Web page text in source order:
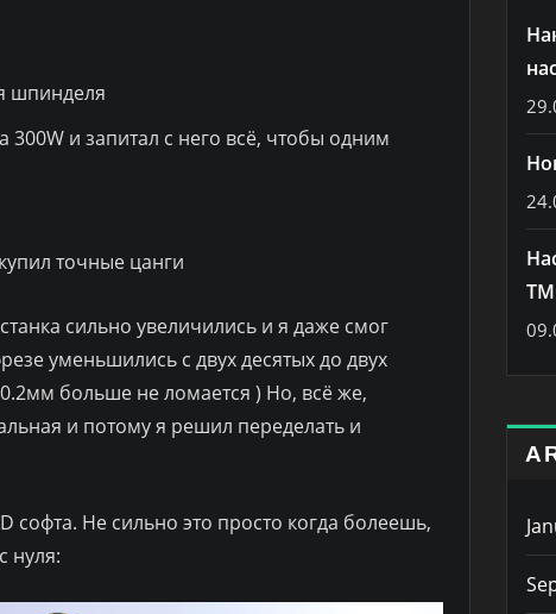
шпинделя
300W и запитал с него всё, чтобы одним
точные цанги
сильно увеличились и я даже смог
уменьшились с двух десятых до двух
больше не ломается ) Но, всё же,
и потому я решил переделать и
софта. Не сильно это просто когда болеешь,
нуля: